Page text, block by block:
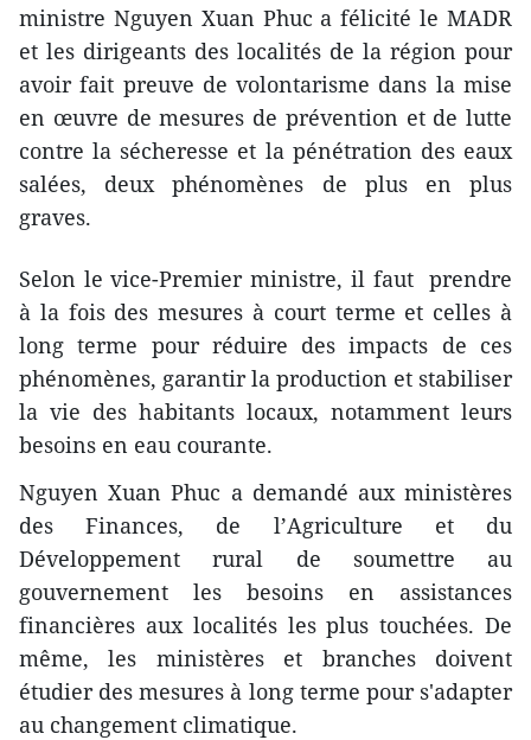
ministre ​Nguyen Xuan Phuc a félicité le MADR
et les dirigeants des localités d​e la région ​pour
avoir fait preuve de volontarisme dans la mise
en œuvre d​e mesures d​e prévention et ​de lutte
contre la sécheresse et la pénétration des eaux
salées, deux phénomènes de plus en plus
graves.
Selon le vice-Premier ministre, ​​il faut prendre
à la fois des mesures à ​court terme et celles à
long terme pour réduire des impacts de ces
phénomènes, garantir la production et stabiliser
la vie des habitants ​locaux, notamment ​leurs
besoins en eau courante. ​
​Nguyen Xuan Phuc a ​demandé aux ministères
des Finances​, ​de l’Agriculture et du
Développement rural ​de ​soumettre au
gouvernement les besoins ​en assistances
financières ​aux localités les plus touchées. De
même, les ministères et branches doivent
étudier des mesures à long terme pour s'adapter
au changement climatique.